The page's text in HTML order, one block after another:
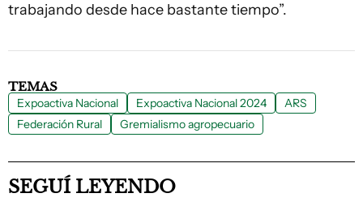
trabajando desde hace bastante tiempo”.
TEMAS
Expoactiva Nacional Expoactiva Nacional 2024
ARS
Federación Rural
Gremialismo agropecuario
SEGUÍ LEYENDO